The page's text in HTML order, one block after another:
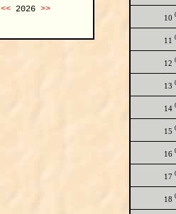
<<2026 >>
10
11
12
13
14
15
16
17
18